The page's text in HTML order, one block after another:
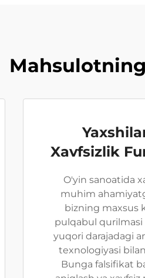
Xavfsizlik
O'yin sanoatida
muhim
bizning maxsus
pulqabul
yuqori darajadagi
texnologiyasi
Bunga falsifikat